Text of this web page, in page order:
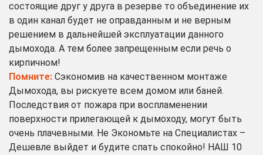
состоящие друг у друга в резерве то объединение их
в один канал будет не оправданным и не верным
решением в дальнейшей эксплуатации данного
дымохода. А тем более запрещенным если речь о
кирпичном!
Помните: Сэкономив на качественном монтаже
Дымохода, вы рискуете всем домом или баней.
Последствия от пожара при воспламенении
поверхности прилегающей к дымоходу, могут быть
очень плачевными. Не Экономьте на Специалистах –
Дешевле выйдет и будите спать спокойно! НАШ 10